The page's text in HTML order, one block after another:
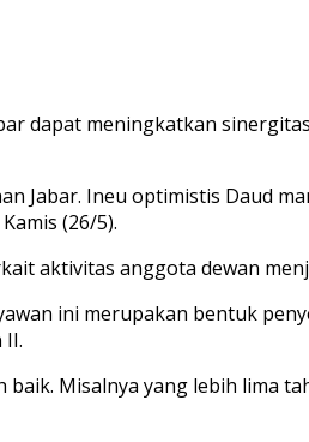
dapat meningkatkan
Jabar. Ineu optimistis Daud
(26/5).
aktivitas anggota dewan
ini merupakan bentuk
II.
Misalnya yang lebih lima